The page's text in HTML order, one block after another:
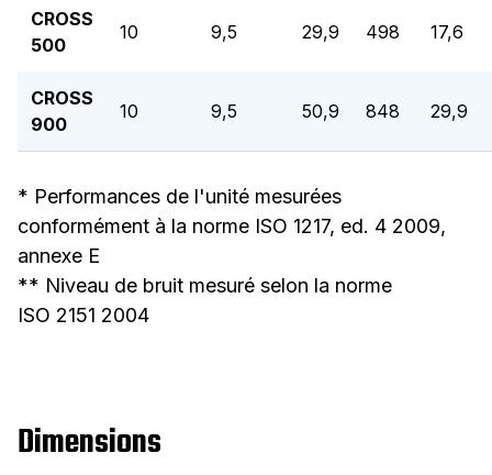
CROSS
500
10 9,5 29,9 498 17,6
CROSS
900
10 9,5 50,9 848 29,9
* Performances de l'unité mesurées
conformément à la norme ISO 1217, ed. 4 2009,
annexe E
** Niveau de bruit mesuré selon la norme
ISO 2151 2004
Dimensions